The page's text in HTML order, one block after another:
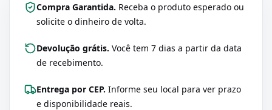
Compra Garantida. Receba o produto esperado ou
solicite o dinheiro de volta.
Devolução grátis. Você tem 7 dias a partir da data
de recebimento.
Entrega por CEP. Informe seu local para ver prazo
e disponibilidade reais.